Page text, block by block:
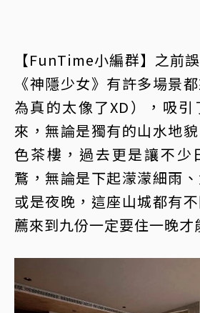
【FunTime小編群】之前
《神隱少女》有許多場景
為真的太像了XD），吸
來，無論是獨有的山水地
色茶樓，過去更是讓不少
鶩，無論是下起濛濛細雨
或是夜晚，這座山城都有
薦來到九份一定要住一晚才